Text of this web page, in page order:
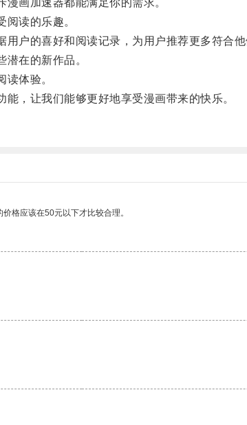
画加速器都能满足你的需求。
读的乐趣。
的喜好和阅读记录，为用户推荐更多符合他
在的新作品。
体验。
，让我们能够更好地享受漫画带来的快乐。
格应该在50元以下才比较合理。